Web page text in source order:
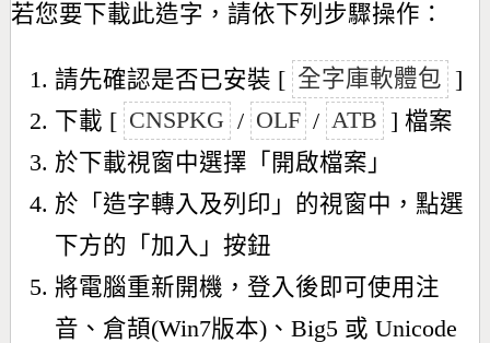
若您要下載此造字，請依下列步驟操作：
請先確認是否已安裝 [ 全字庫軟體包 ]
下載 [ CNSPKG / OLF / ATB ] 檔案
於下載視窗中選擇「開啟檔案」
於「造字轉入及列印」的視窗中，點選
下方的「加入」按鈕
將電腦重新開機，登入後即可使用注
音、倉頡(Win7版本)、Big5 或 Unicode